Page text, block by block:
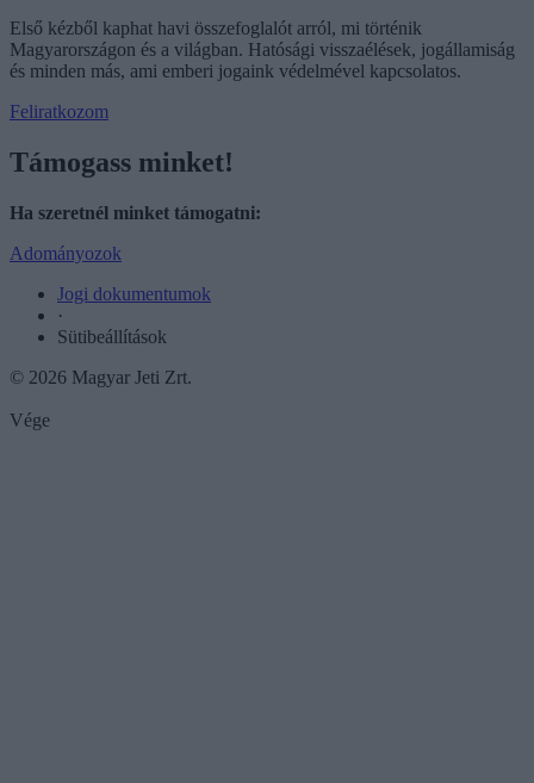
Első kézből kaphat havi összefoglalót arról, mi történik
Magyarországon és a világban. Hatósági visszaélések, jogállamiság
és minden más, ami emberi jogaink védelmével kapcsolatos.
Feliratkozom
Támogass minket!
Ha szeretnél minket támogatni:
Adományozok
Jogi dokumentumok
·
Sütibeállítások
© 2026 Magyar Jeti Zrt.
Vége